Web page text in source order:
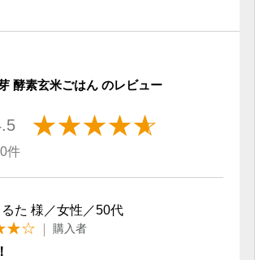
酵素玄米ごはん のレビュー
件
た 様／女性／50代
購入者